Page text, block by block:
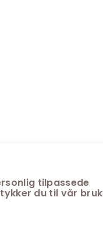
tilpassede
du til vår bruk